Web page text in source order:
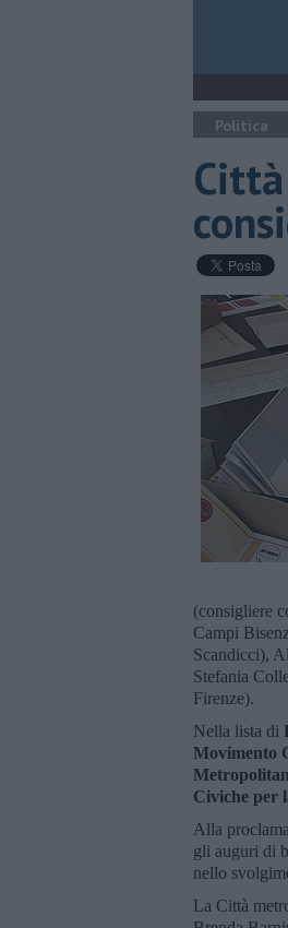
Politica
(consigliere
Campi
Scandicci),
Stefania
Firenze).
Nella lista di
Movimento
Civiche per
Alla
gli auguri di
nello
La Città